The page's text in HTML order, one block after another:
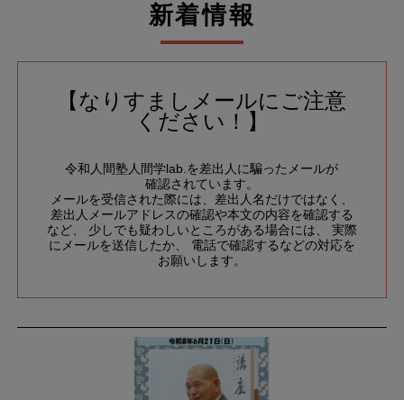
新着情報
【なりすましメールにご注意
ください！】
令和人間塾人間学lab.を差出人に騙ったメールが
確認されています。
メールを受信された際には、差出人名だけではなく、
差出人メールアドレスの確認や本文の内容を確認する
など、
少しでも疑わしいところがある場合には、
実際
にメールを送信したか、
電話で確認するなどの対応を
お願いします。